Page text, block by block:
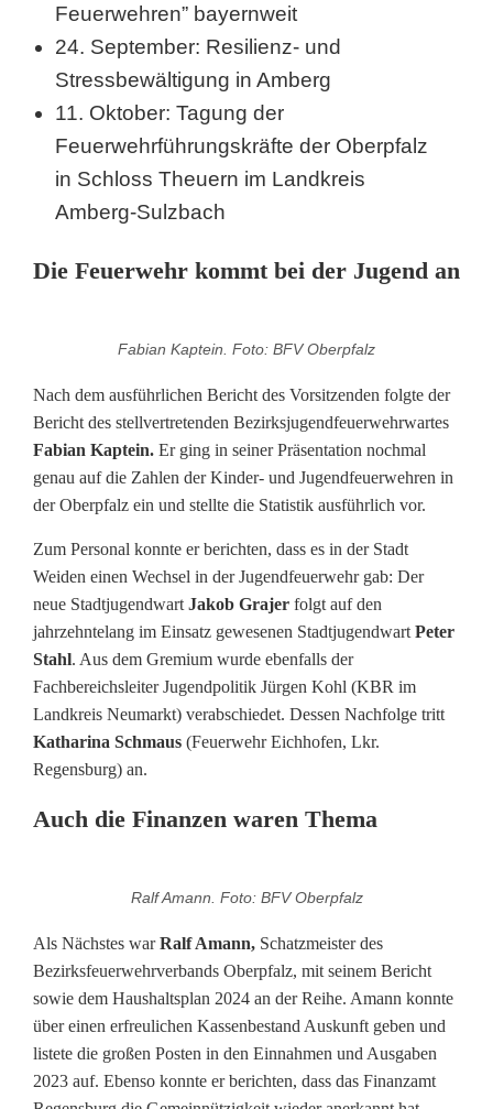
Feuerwehren” bayernweit
24. September: Resilienz- und
Stressbewältigung in Amberg
11. Oktober: Tagung der
Feuerwehrführungskräfte der Oberpfalz
in Schloss Theuern im Landkreis
Amberg-Sulzbach
Die Feuerwehr kommt bei der Jugend an
Fabian Kaptein. Foto: BFV Oberpfalz
Nach dem ausführlichen Bericht des Vorsitzenden folgte der
Bericht des stellvertretenden Bezirksjugendfeuerwehrwartes
Fabian Kaptein. Er ging in seiner Präsentation nochmal
genau auf die Zahlen der Kinder- und Jugendfeuerwehren in
der Oberpfalz ein und stellte die Statistik ausführlich vor.
Zum Personal konnte er berichten, dass es in der Stadt
Weiden einen Wechsel in der Jugendfeuerwehr gab: Der
neue Stadtjugendwart Jakob Grajer folgt auf den
jahrzehntelang im Einsatz gewesenen Stadtjugendwart Peter
Stahl. Aus dem Gremium wurde ebenfalls der
Fachbereichsleiter Jugendpolitik Jürgen Kohl (KBR im
Landkreis Neumarkt) verabschiedet. Dessen Nachfolge tritt
Katharina Schmaus (Feuerwehr Eichhofen, Lkr.
Regensburg) an.
Auch die Finanzen waren Thema
Ralf Amann. Foto: BFV Oberpfalz
Als Nächstes warRalf Amann, Schatzmeister des
Bezirksfeuerwehrverbands Oberpfalz, mit seinem Bericht
sowie dem Haushaltsplan 2024 an der Reihe. Amann konnte
über einen erfreulichen Kassenbestand Auskunft geben und
listete die großen Posten in den Einnahmen und Ausgaben
2023 auf. Ebenso konnte er berichten, dass das Finanzamt